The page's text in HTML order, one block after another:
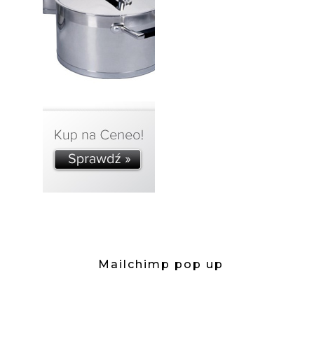
Mailchimp pop up